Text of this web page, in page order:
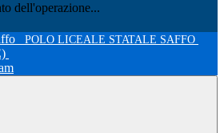
dell'operazione...
POLO LICEALE STATALE SAFFO